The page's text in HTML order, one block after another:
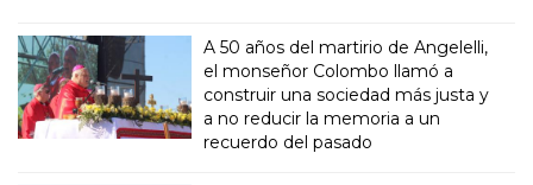
A 50 años del martirio de Angelelli,
el monseñor Colombo llamó a
construir una sociedad más justa y
a no reducir la memoria a un
recuerdo del pasado